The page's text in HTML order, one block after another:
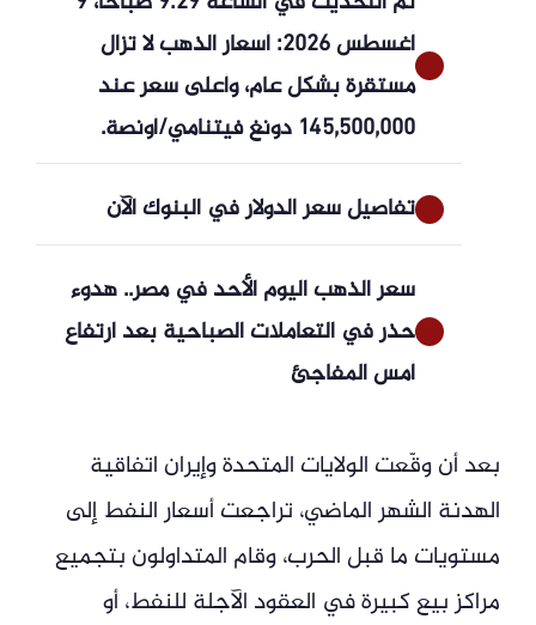
أغسطس 2026: أسعار الذهب لا تزال
مستقرة بشكل عام، وأعلى سعر عند
145,500,000 دونغ فيتنامي/أونصة.
تفاصيل سعر الدولار في البنوك الآن
سعر الذهب اليوم الأحد في مصر.. هدوء
حذر في التعاملات الصباحية بعد ارتفاع
أمس المفاجئ
بعد أن وقّعت الولايات المتحدة وإيران اتفاقية
الهدنة الشهر الماضي، تراجعت أسعار النفط إلى
مستويات ما قبل الحرب، وقام المتداولون بتجميع
مراكز بيع كبيرة في العقود الآجلة للنفط، أو